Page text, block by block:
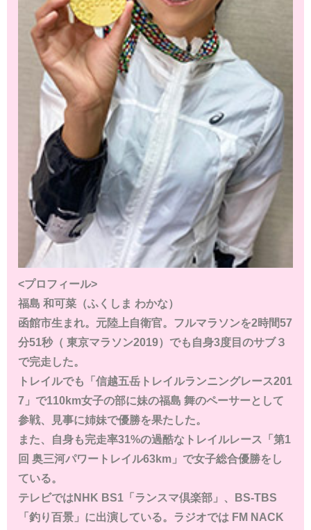
<プロフィール>
福島 和可菜（ふくしま わかな）
函館市生まれ。元陸上自衛官。フルマラソンを2時間57
分51秒（ 東京マラソン2019）でも自身3度目のサブ３
で完走した。
トレイルでも「信越五岳トレイルランニングレース201
7」で110km女子の部に妹の福島 舞のペーサーとして
参戦、見事に姉妹で優勝を果たした。
また、自身も完走率31%の過酷なトレイルレース「第1
回 奥三河パワートレイル63km」で女子総合優勝をし
ている。
テレビではNHK BS1「ランスマ倶楽部」、BS-TBS
「釣り百景」に出演している。ラジオでは FM NACK